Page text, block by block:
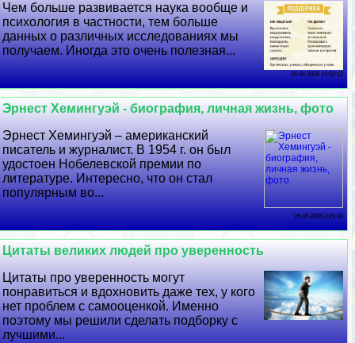
Чем больше развивается наука вообще и
психология в частности, тем больше
данных о различных исследованиях мы
получаем. Иногда это очень полезная...
26 06 2026 19:52:12
Эрнест Хемингуэй - биография, личная жизнь, фото
Эрнест Хемингуэй – американский
писатель и журналист. В 1954 г. он был
удостоен Нобелевской премии по
литературе. Интересно, что он стал
популярным во...
25 06 2026 2:29:39
Цитаты великих людей про уверенность
Цитаты про уверенность могут
понравиться и вдохновить даже тех, у кого
нет проблем с самооценкой. Именно
поэтому мы решили сделать подборку с
лучшими...